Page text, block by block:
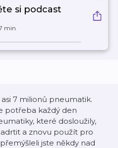
si podcast
min
7 milionů pneumatik.
potřeba každý den
které dosloužily,
a znovu použít pro
jste někdy nad